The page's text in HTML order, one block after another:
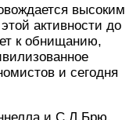
высоким
активности до
к обнищанию,
и сегодня